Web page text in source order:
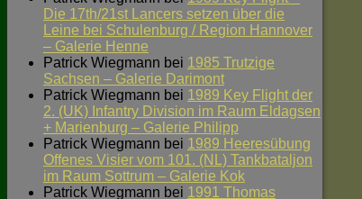
Die 17th/21st Lancers setzen über die
Leine bei Schulenburg / Region Hannover
– Galerie Henne
Patrick Wiegmann bei 1985 Trutzige
Sachsen – Galerie Darimont
Patrick Wiegmann bei 1989 Key Flight der
2. (UK) Infantry Division im Raum Eldagsen
+ Marienburg – Galerie Philipp
Patrick Wiegmann bei 1989 Heeresübung
Offenes Visier vom 101. (NL) Tankbataljon
im Raum Sottrum – Galerie Kok
Patrick Wiegmann bei 1991 Thomas